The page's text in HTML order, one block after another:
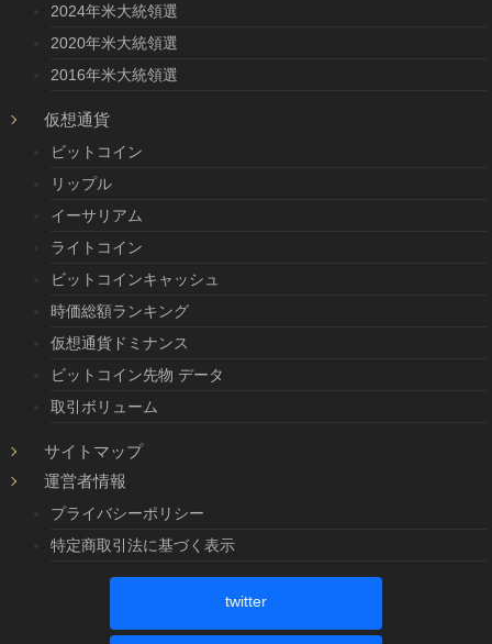
2024年米大統領選
2020年米大統領選
2016年米大統領選
仮想通貨
ビットコイン
リップル
イーサリアム
ライトコイン
ビットコインキャッシュ
時価総額ランキング
仮想通貨ドミナンス
ビットコイン先物 データ
取引ボリューム
サイトマップ
運営者情報
プライバシーポリシー
特定商取引法に基づく表示
twitter